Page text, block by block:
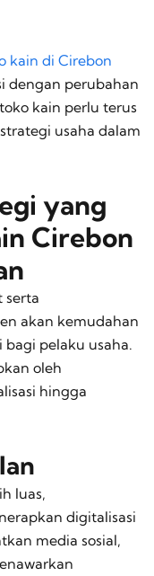
kain di Cirebon
dengan perubahan
kain perlu terus
usaha dalam
yang
Cirebon
serta
akan kemudahan
pelaku usaha.
oleh
hingga
luas,
digitalisasi
media sosial,